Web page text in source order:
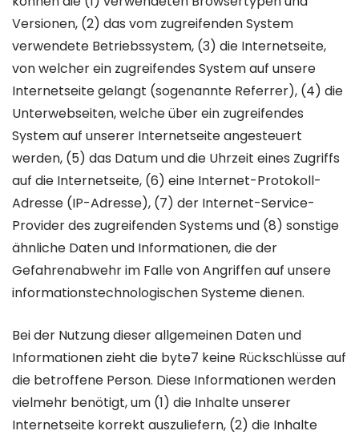
Versionen, (2) das vom zugreifenden System
verwendete Betriebssystem, (3) die Internetseite,
von welcher ein zugreifendes System auf unsere
Internetseite gelangt (sogenannte Referrer), (4) die
Unterwebseiten, welche über ein zugreifendes
System auf unserer Internetseite angesteuert
werden, (5) das Datum und die Uhrzeit eines Zugriffs
auf die Internetseite, (6) eine Internet-Protokoll-
Adresse (IP-Adresse), (7) der Internet-Service-
Provider des zugreifenden Systems und (8) sonstige
ähnliche Daten und Informationen, die der
Gefahrenabwehr im Falle von Angriffen auf unsere
informationstechnologischen Systeme dienen.
Bei der Nutzung dieser allgemeinen Daten und
Informationen zieht die byte7 keine Rückschlüsse auf
die betroffene Person. Diese Informationen werden
vielmehr benötigt, um (1) die Inhalte unserer
Internetseite korrekt auszuliefern, (2) die Inhalte